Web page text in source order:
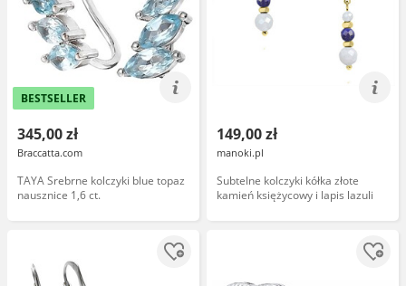
BESTSELLER
345,00 zł
Braccatta.com
TAYA Srebrne kolczyki blue topaz
nausznice 1,6 ct.
149,00 zł
manoki.pl
Subtelne kolczyki kółka złote
kamień księżycowy i lapis lazuli